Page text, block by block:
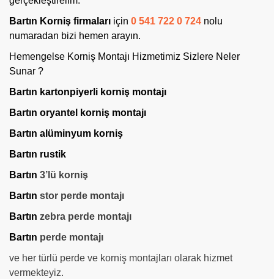
Bartın Korniş firmaları için 0 541 722 0 724 nolu
numaradan bizi hemen arayın.
Hemengelse Korniş Montajı Hizmetimiz Sizlere Neler
Sunar ?
Bartın kartonpiyerli korniş montajı
Bartın oryantel korniş montajı
Bartın alüminyum korniş
Bartın rustik
Bartın 3’lü korniş
Bartın stor perde montajı
Bartın zebra perde montajı
Bartın perde montajı
ve her türlü perde ve korniş montajları olarak hizmet
vermekteyiz.